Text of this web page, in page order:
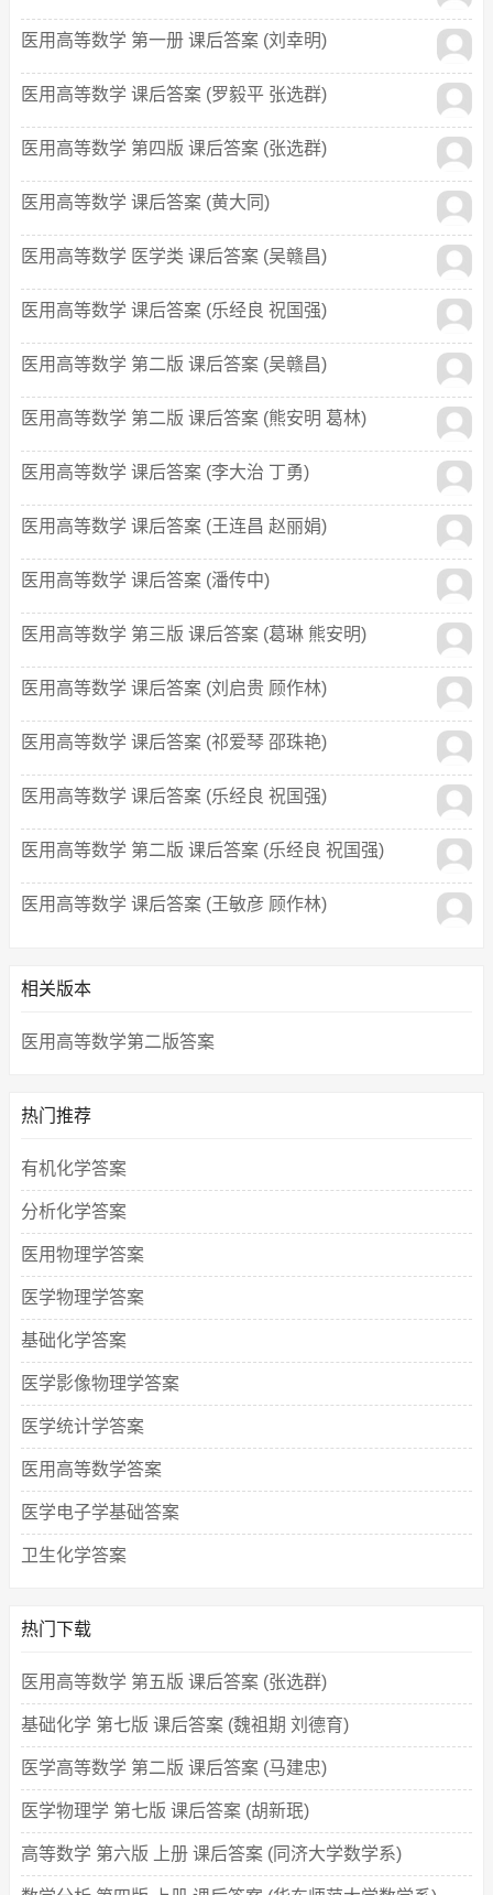
医用高等数学 第一册 课后答案 (刘幸明)
医用高等数学 课后答案 (罗毅平 张选群)
医用高等数学 第四版 课后答案 (张选群)
医用高等数学 课后答案 (黄大同)
医用高等数学 医学类 课后答案 (吴赣昌)
医用高等数学 课后答案 (乐经良 祝国强)
医用高等数学 第二版 课后答案 (吴赣昌)
医用高等数学 第二版 课后答案 (熊安明 葛林)
医用高等数学 课后答案 (李大治 丁勇)
医用高等数学 课后答案 (王连昌 赵丽娟)
医用高等数学 课后答案 (潘传中)
医用高等数学 第三版 课后答案 (葛琳 熊安明)
医用高等数学 课后答案 (刘启贵 顾作林)
医用高等数学 课后答案 (祁爱琴 邵珠艳)
医用高等数学 课后答案 (乐经良 祝国强)
医用高等数学 第二版 课后答案 (乐经良 祝国强)
医用高等数学 课后答案 (王敏彦 顾作林)
相关版本
医用高等数学第二版答案
热门推荐
有机化学答案
分析化学答案
医用物理学答案
医学物理学答案
基础化学答案
医学影像物理学答案
医学统计学答案
医用高等数学答案
医学电子学基础答案
卫生化学答案
热门下载
医用高等数学 第五版 课后答案 (张选群)
基础化学 第七版 课后答案 (魏祖期 刘德育)
医学高等数学 第二版 课后答案 (马建忠)
医学物理学 第七版 课后答案 (胡新珉)
高等数学 第六版 上册 课后答案 (同济大学数学系)